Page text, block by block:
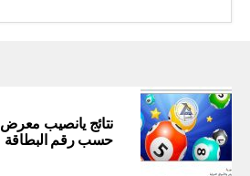
حسب رقم البطاقة